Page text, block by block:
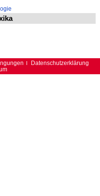
Datenschutzerklärung